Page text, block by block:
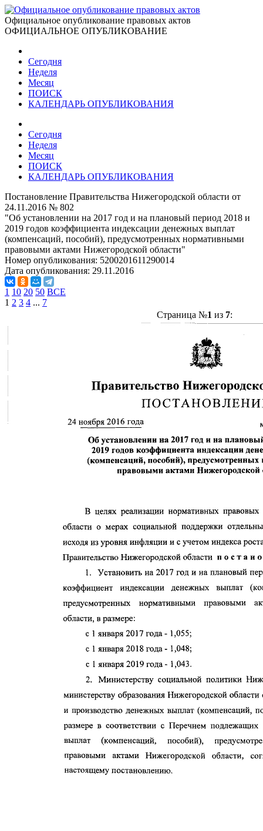
Официальное опубликование правовых актов
ОФИЦИАЛЬНОЕ ОПУБЛИКОВАНИЕ
Сегодня
Неделя
Месяц
ПОИСК
КАЛЕНДАРЬ ОПУБЛИКОВАНИЯ
Сегодня
Неделя
Месяц
ПОИСК
КАЛЕНДАРЬ ОПУБЛИКОВАНИЯ
Постановление Правительства Нижегородской области от
24.11.2016 № 802
"Об установлении на 2017 год и на плановый период 2018 и
2019 годов коэффициента индексации денежных выплат
(компенсаций, пособий), предусмотренных нормативными
правовыми актами Нижегородской области"
Номер опубликования: 5200201611290014
Дата опубликования: 29.11.2016
1 10 20 50 ВСЕ
1 2 3 4 ... 7
Страница №1 из 7: